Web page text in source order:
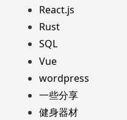
React.js
Rust
SQL
Vue
wordpress
一些分享
健身器材